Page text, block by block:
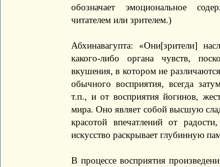
обозначает эмоциональное
читателем или зрителем.)
Абхинавагупта: «Они[зрители]
какого-либо органа чувств,
вкушения, в котором не
обычного восприятия, всегда
т.п., и от восприятия йогинов,
мира. Оно являет собой высшую
красотой впечатлений от
искусство раскрывает глубинную
В процессе восприятия